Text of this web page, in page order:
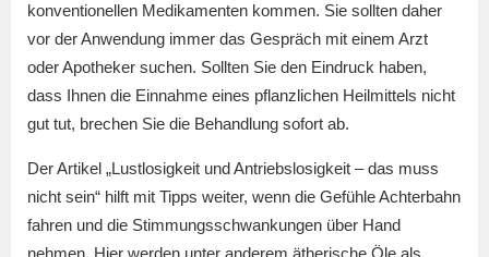
konventionellen Medikamenten kommen. Sie sollten daher
vor der Anwendung immer das Gespräch mit einem Arzt
oder Apotheker suchen. Sollten Sie den Eindruck haben,
dass Ihnen die Einnahme eines pflanzlichen Heilmittels nicht
gut tut, brechen Sie die Behandlung sofort ab.
Der Artikel „Lustlosigkeit und Antriebslosigkeit – das muss
nicht sein“ hilft mit Tipps weiter, wenn die Gefühle Achterbahn
fahren und die Stimmungsschwankungen über Hand